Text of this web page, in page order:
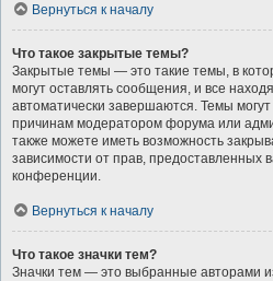
Вернуться к началу
Что такое закрытые темы?
Закрытые темы — это такие темы, в
могут оставлять сообщения, и все
автоматически завершаются. Темы
причинам модератором форума или
также можете иметь возможность
зависимости от прав, предоставленных
конференции.
Вернуться к началу
Что такое значки тем?
Значки тем — это выбранные авторами